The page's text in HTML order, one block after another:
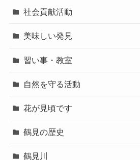
社会貢献活動
美味しい発見
習い事・教室
自然を守る活動
花が見頃です
鶴見の歴史
鶴見川